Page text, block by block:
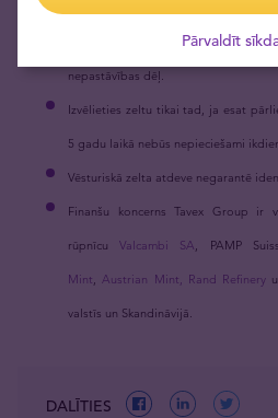
Nav ieteicams visus savus
nepastāvības dēļ.
Izvēlieties zeltu tikai tad, ja esat
5 gadu laikā nebūs nepieciešami
Vēsturiskā zelta atdeve negarantē
Finanšu koncerns Tavex Group ir
rūpnīcuValcambi SA, PAMP
Mint,Austrian Mint, Rand Refinery
valstīs un Skandināvijā.
DALĪTIES
Pārvaldīt